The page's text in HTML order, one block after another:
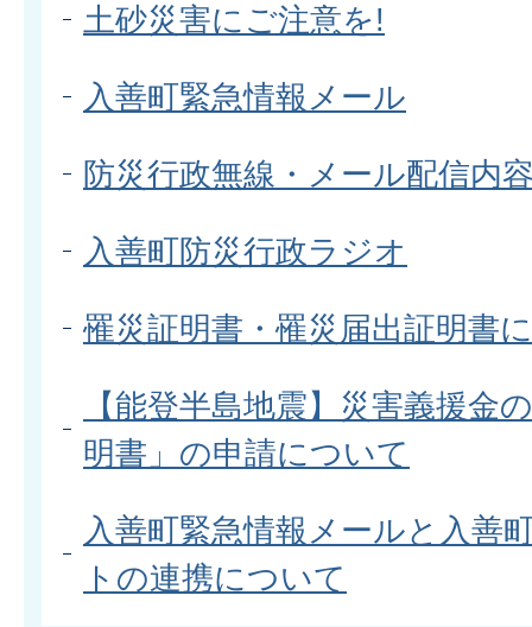
土砂災害にご注意を!
入善町緊急情報メール
防災行政無線・メール配信内
入善町防災行政ラジオ
罹災証明書・罹災届出証明書
【能登半島地震】災害義援金
明書」の申請について
入善町緊急情報メールと入善
トの連携について